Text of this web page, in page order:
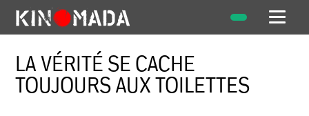
LA VÉRITÉ SE CACHE
TOUJOURS AUX TOILETTES